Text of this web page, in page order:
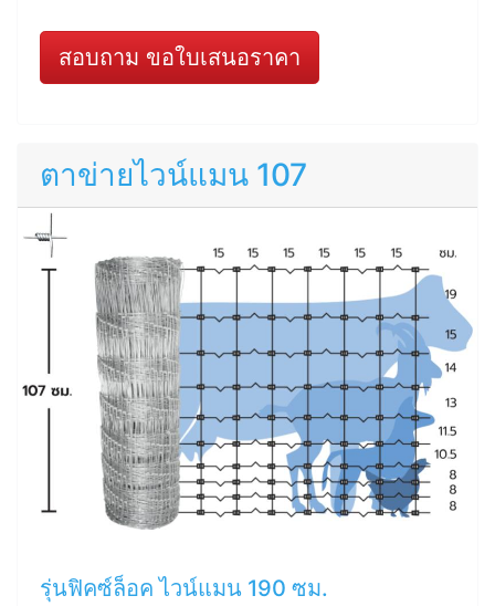
สอบถาม ขอใบเสนอราคา
ตาข่ายไวน์แมน 107
รุ่นฟิคซ์ล็อค ไวน์แมน 190 ซม.